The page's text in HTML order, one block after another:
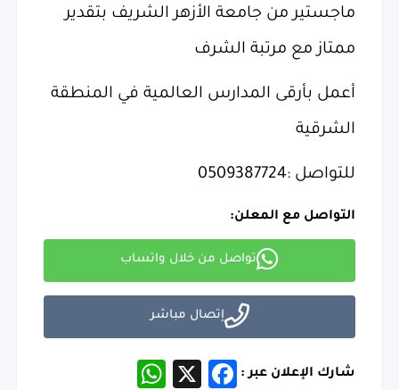
ماجستير من جامعة الأزهر الشريف بتقدير
ممتاز مع مرتبة الشرف
أعمل بأرقى المدارس العالمية في المنطقة
الشرقية
للتواصل :0509387724
التواصل مع المعلن:
تواصل من خلال واتساب
إتصال مباشر
شارك الإعلان عبر : Facebook
X
WhatsApp